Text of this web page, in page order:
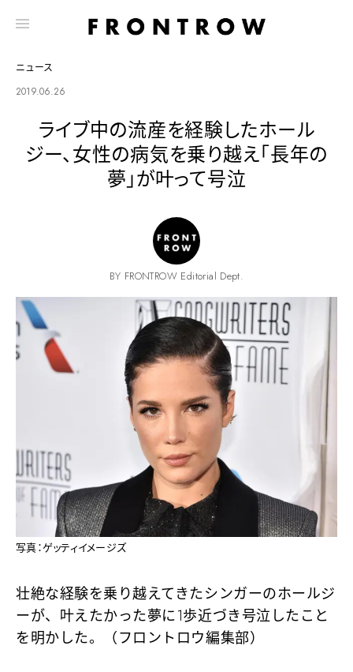
ニュース
2019.06.26
ライブ中の流産を経験したホール
ジー、女性の病気を乗り越え「長年の
夢」が叶って号泣
BY FRONTROW Editorial Dept.
写真：ゲッティイメージズ
壮絶な経験を乗り越えてきたシンガーのホールジ
ーが、叶えたかった夢に1歩近づき号泣したこと
を明かした。（フロントロウ編集部）